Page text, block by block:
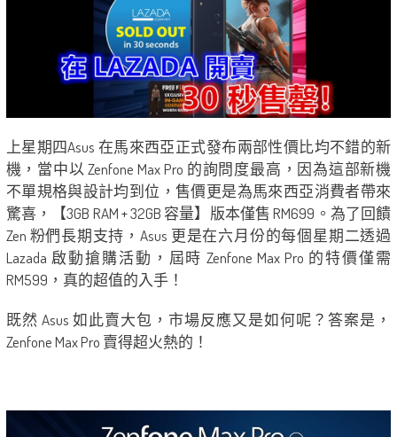
上星期四Asus 在馬來西亞正式發布兩部性價比均不錯的新
機，當中以 Zenfone Max Pro 的詢問度最高，因為這部新機
不單規格與設計均到位，售價更是為馬來西亞消費者帶來
驚喜，【3GB RAM + 32GB 容量】版本僅售 RM699。為了回饋
Zen 粉們長期支持，Asus 更是在六月份的每個星期二透過
Lazada 啟動搶購活動，屆時 Zenfone Max Pro 的特價僅需
RM599，真的超值的入手！
既然 Asus 如此賣大包，市場反應又是如何呢？答案是，
Zenfone Max Pro 賣得超火熱的！